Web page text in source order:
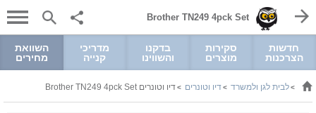
Brother TN249 4pck Set
חדשות
הצרכנות
סקירות
מוצרים
בדקנו
והשווינו
מדריכי
קנייה
השוואת
מחירים
>לבית לגן ולמשרד >דיו וטונרים >דיו וטונרים Brother TN249 4pck Set